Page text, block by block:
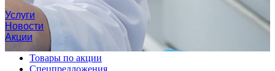
Услуги
Новости
Акции
Товары по акции
Спецпредложения